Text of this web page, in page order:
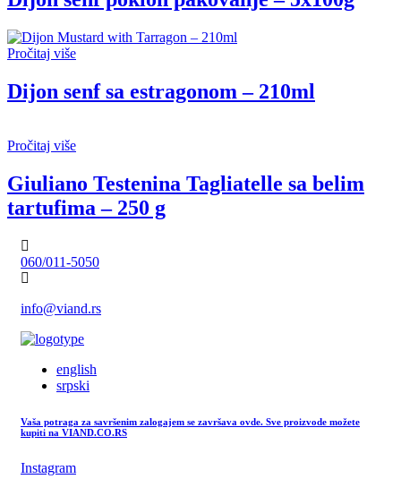
Pročitaj više
Dijon senf sa estragonom – 210ml
Pročitaj više
Giuliano Testenina Tagliatelle sa belim
tartufima – 250 g
060/011-5050
info@viand.rs
english
srpski
Vaša potraga za savršenim zalogajem se završava ovde. Sve proizvode možete
kupiti na VIAND.CO.RS
Instagram